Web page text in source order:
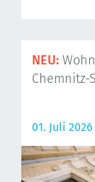
NEU:
Chemnitz-
01. Juli 2026